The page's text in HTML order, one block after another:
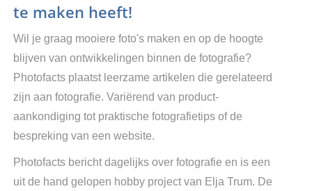
te maken heeft!
Wil je graag mooiere foto's maken en op de hoogte
blijven van ontwikkelingen binnen de fotografie?
Photofacts plaatst leerzame artikelen die gerelateerd
zijn aan fotografie. Variërend van product-
aankondiging tot praktische fotografietips of de
bespreking van een website.
Photofacts bericht dagelijks over fotografie en is een
uit de hand gelopen hobby project van Elja Trum. De